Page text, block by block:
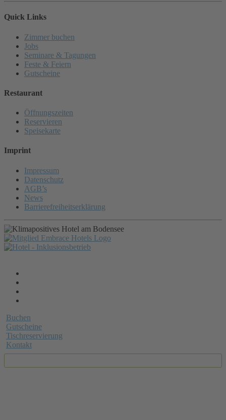
Quick Links
Zimmer buchen
Jobs
Seminare & Tagungen
Feste & Feiern
Gutscheine
Restaurant
Öffnungszeiten
Reservieren
Speisekarte
Imprint
Impressum
Datenschutz
AGB’s
News
Barrierefreiheitserklärung
Buchen
Gutscheine
Tischreservierung
Kontakt